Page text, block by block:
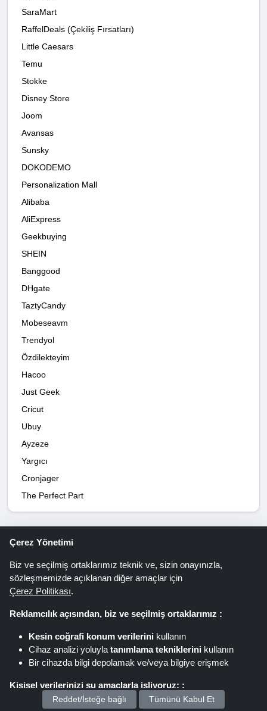
SaraMart
RaffelDeals (Çekiliş Fırsatları)
Little Caesars
Temu
Stokke
Disney Store
Joom
Avansas
Sunsky
DOKODEMO
Personalization Mall
Alibaba
AliExpress
Geekbuying
SHEIN
Banggood
DHgate
TaztyCandy
Mobeseavm
Trendyol
Özdilekteyim
Hacoo
Just Geek
Cricut
Ubuy
Ayzeze
Yargıcı
Cronjager
The Perfect Part
Bülten yoluyla tasarruf teklifleri. Siz
de onun bir parçası olun!
“Kayıt Ol”a tıklayarak, Alışverişspout haber bültenine
beyanında bulabilirsiniz.
Çerez Yönetimi
Biz ve seçilmiş ortaklarımız teknik ve, sizin onayınızla,
sözleşmemizde açıklanan diğer amaçlar için
Çerez Politikası.
Reklamcılık açısından, biz ve seçilmiş ortaklarımız :
Kesin coğrafi konum verilerini kullanın
Cihaz analizi yoluyla tanımlama tekniklerini kullanın
Bir cihazda bilgi depolamak ve/veya bilgiye erişmek
Kişisel verilerinizi şu amaçlarla işliyoruz: :
Kişiselleştirilmiş reklamlar ve içerik sunun
Reddet/İsteğe bağlı Tümünü Kabul Et